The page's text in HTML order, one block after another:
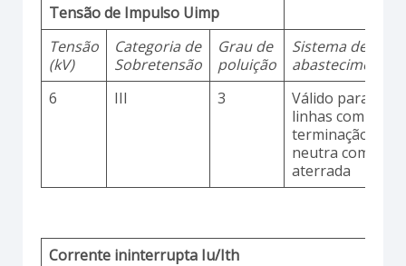
Tensão de Impulso Uimp
Tensão
(kV)
Categoria de
Sobretensão
Grau de
poluição
Sistema de
abastecimento
6
III 3
Válido para
linhas com
terminação
neutra comum
aterrada
Corrente ininterrupta Iu/Ith